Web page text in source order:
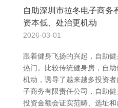
自助深圳市拉冬电子商务
资本低、处治更机动
2026-03-01
跟着健身飞扬的兴起，自助
热门。比较传统健身房，自
机动，诱导了越来越多投资
子商务有限责任公司，自助
投资金额会证实范畴、选址